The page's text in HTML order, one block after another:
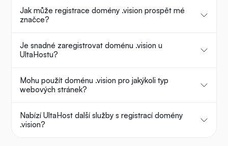
Jak může registrace domény .vision prospět mé
značce?
Je snadné zaregistrovat doménu .vision u
UltaHostu?
Mohu použít doménu .vision pro jakýkoli typ
webových stránek?
Nabízí UltaHost další služby s registrací domény
.vision?